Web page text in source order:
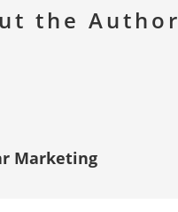
the Author
Marketing